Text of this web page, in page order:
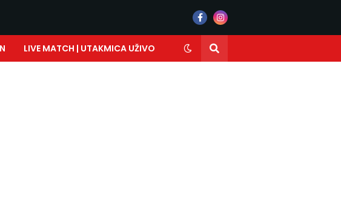
LIVE MATCH | UTAKMICA UŽIVO